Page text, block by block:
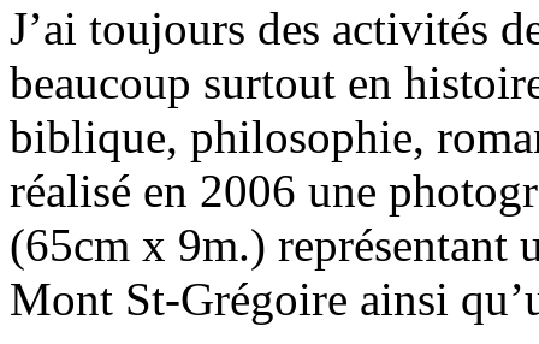
J’ai toujours des activités
beaucoup surtout en
biblique, philosophie,
réalisé en 2006 une
(65cm x 9m.) représentant
Mont St-Grégoire ainsi